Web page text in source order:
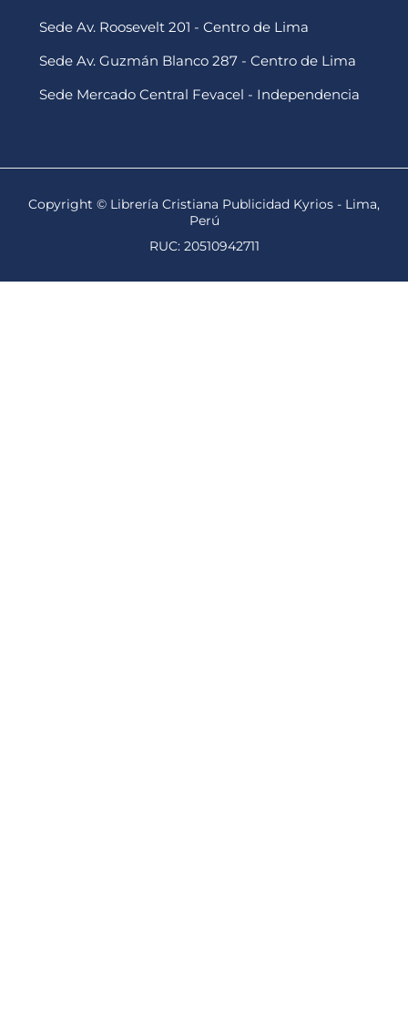
Sede Av. Roosevelt 201 - Centro de Lima
Sede Av. Guzmán Blanco 287 - Centro de Lima
Sede Mercado Central Fevacel - Independencia
Copyright © Librería Cristiana Publicidad Kyrios - Lima,
Perú
RUC: 20510942711